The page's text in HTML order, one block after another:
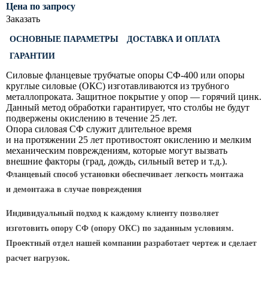
стойки
светофорные г-образные
ОСФК Светофорные стойки
Складывающиеся опоры освещения
ОГКС Опоры граненые конические
складывающиеся
ОККС Опоры круглые конические
складывающиеся
ПФГ Опоры граненые
ТФГ Опора для контактной сети
фланцевая граненая
Опоры граненые силовые
Цена по запросу
Заказать
ОСНОВНЫЕ ПАРАМЕТРЫ
ДОСТАВКА И ОПЛАТА
ГАРАНТИИ
Силовые фланцевые трубчатые опоры СФ-400 или опоры
круглые силовые (ОКС) изготавливаются из трубного
металлопроката. Защитное покрытие у опор — горячий цинк.
Данный метод обработки гарантирует, что столбы не будут
подвержены окислению в течение 25 лет.
Опора силовая СФ служит длительное время
и на протяжении 25 лет противостоят окислению и мелким
механическим повреждениям, которые могут вызвать
внешние факторы (град, дождь, сильный ветер и т.д.).
Фланцевый способ установки обеспечивает легкость монтажа
и демонтажа в случае повреждения
Индивидуальный подход к каждому клиенту позволяет
изготовить опору СФ (опору ОКС) по заданным условиям.
Проектный отдел нашей компании разработает чертеж и сделает
расчет нагрузок.